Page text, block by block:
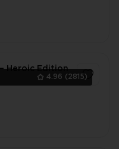
4.96 (2815)